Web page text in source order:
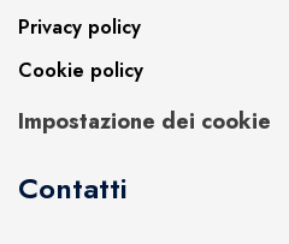
Privacy policy
Cookie policy
Impostazione dei cookie
Contatti